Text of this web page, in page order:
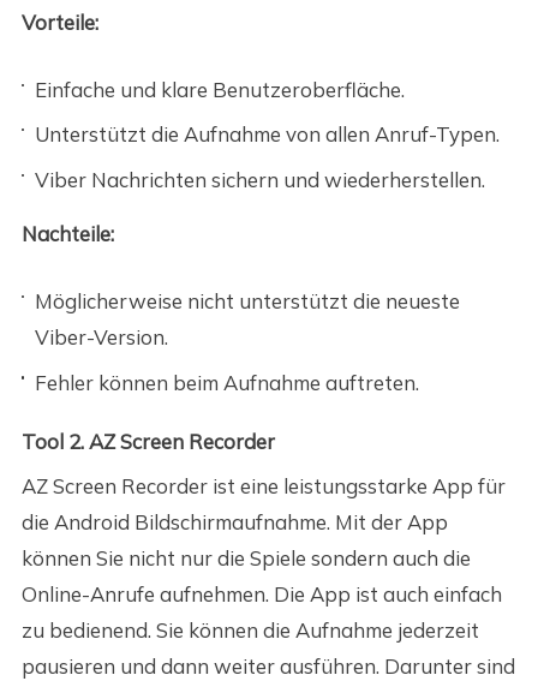
Vorteile:
Einfache und klare Benutzeroberfläche.
Unterstützt die Aufnahme von allen Anruf-Typen.
Viber Nachrichten sichern und wiederherstellen.
Nachteile:
Möglicherweise nicht unterstützt die neueste
Viber-Version.
Fehler können beim Aufnahme auftreten.
Tool 2. AZ Screen Recorder
AZ Screen Recorder ist eine leistungsstarke App für
die Android Bildschirmaufnahme. Mit der App
können Sie nicht nur die Spiele sondern auch die
Online-Anrufe aufnehmen. Die App ist auch einfach
zu bedienend. Sie können die Aufnahme jederzeit
pausieren und dann weiter ausführen. Darunter sind